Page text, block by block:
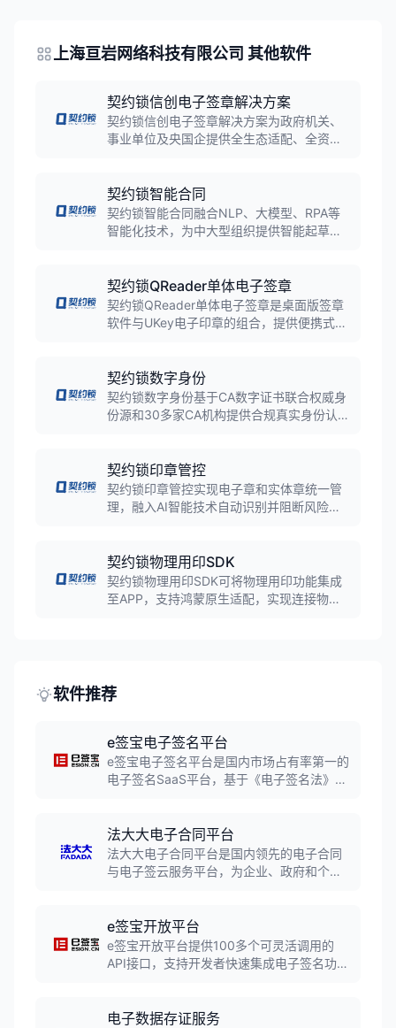
上海亘岩网络科技有限公司 其他软件
契约锁信创电子签章解决方案
契约锁信创电子签章解决方案为政府机关、
事业单位及央国企提供全生态适配、全资质
契约锁智能合同
契约锁智能合同融合NLP、大模型、RPA等
智能化技术，为中大型组织提供智能起草、
契约锁QReader单体电子签章
契约锁QReader单体电子签章是桌面版签章
软件与UKey电子印章的组合，提供便携式电
契约锁数字身份
契约锁数字身份基于CA数字证书联合权威身
份源和30多家CA机构提供合规真实身份认
契约锁印章管控
契约锁印章管控实现电子章和实体章统一管
理，融入AI智能技术自动识别并阻断风险，
契约锁物理用印SDK
契约锁物理用印SDK可将物理用印功能集成
至APP，支持鸿蒙原生适配，实现连接物理
软件推荐
e签宝电子签名平台
e签宝电子签名平台是国内市场占有率第一的
电子签名SaaS平台，基于《电子签名法》提
能，连续入选胡润全球独角兽榜。
法大大电子合同平台
法大大电子合同平台是国内领先的电子合同
与电子签云服务平台，为企业、政府和个人
相关规定，支持合同全生命周期管理，累计
签署合约超107亿份。
e签宝开放平台
e签宝开放平台提供100多个可灵活调用的
API接口，支持开发者快速集成电子签名功
服务，实现业务流程数字化。
电子数据存证服务